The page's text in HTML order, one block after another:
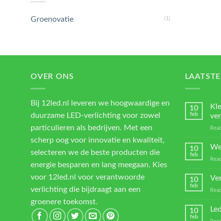
Groenovatie (1)
OVER ONS
Bij 12led.nl leveren we hoogwaardige en
duurzame LED-verlichting voor zowel
particulieren als bedrijven. Met een
scherp oog voor innovatie en kwaliteit,
selecteren we de beste producten die
energie besparen en lang meegaan. Kies
voor 12led.nl voor verantwoorde
verlichting die bijdraagt aan een
groenere toekomst.
10
feb
10
feb
10
feb
10
feb